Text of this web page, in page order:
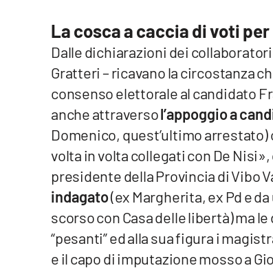
Reggio Calabria
La cosca a caccia di voti per
Dalle dichiarazioni dei
Gratteri – ricavano la circostanza
consenso elettorale al candidato
anche attraversol’appoggio a
Domenico, quest’ultimo
volta in volta collegati con De
presidente della Provincia di Vibo
indagato(ex Margherita, ex Pd e
scorso con Casa delle libertà) ma
“pesanti” ed alla sua figura i
e il capo di imputazione mosso a